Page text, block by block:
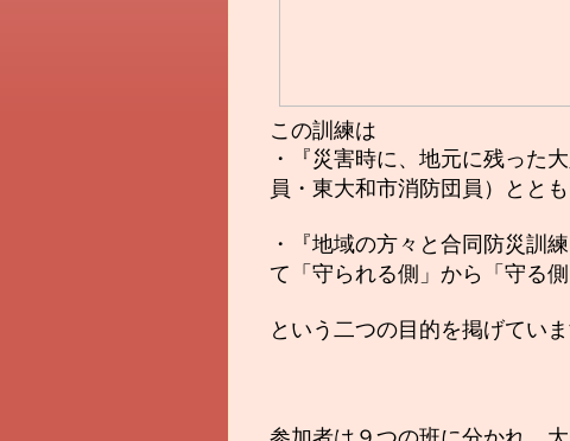
この訓練は
・『災害時に、地元に残った
員・東大和市消防団員）とと
・
『地域の方々と合同防災訓
て「守られる側」から「守る
という二つの目的を掲げていま